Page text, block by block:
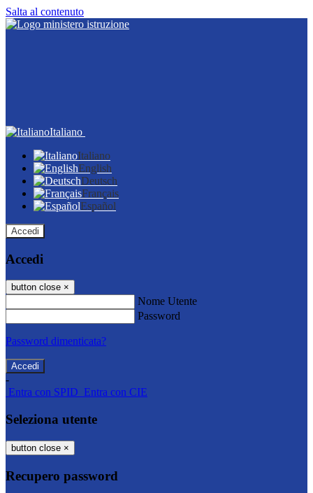
Salta al contenuto
Italiano
Italiano
English
Deutsch
Français
Español
Accedi
Accedi
button close ×
Nome Utente
Password
Password dimenticata?
-
Entra con SPID Entra con CIE
Seleziona utente
button close ×
Recupero password